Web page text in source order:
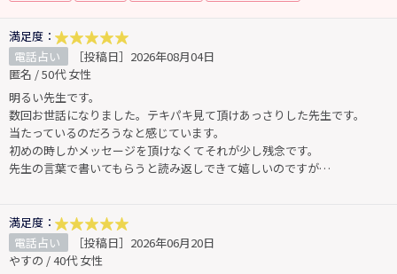
満足度：
電話占い
［投稿日］2026年08月04日
匿名 / 50代 女性
明るい先生です。
数回お世話になりました。テキパキ見て頂けあっさりした先生です。
当たっているのだろうなと感じています。
初めの時しかメッセージを頂けなくてそれが少し残念です。
先生の言葉で書いてもらうと読み返しできて嬉しいのですが…
満足度：
電話占い
［投稿日］2026年06月20日
やすの / 40代 女性